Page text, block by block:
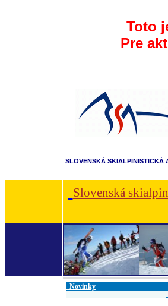
Toto
Pre
SLOVENSKÁ SKIALPINISTICKÁ
Slovenská
Novinky